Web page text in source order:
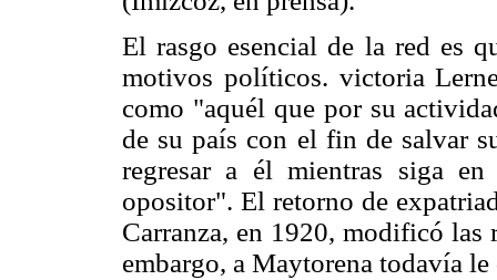
El rasgo esencial de la red es
motivos políticos. victoria
como "aquél que por su
de su país con el fin de salvar
regresar a él mientras siga
opositor". El retorno de
Carranza, en 1920, modificó las
embargo, a Maytorena todavía